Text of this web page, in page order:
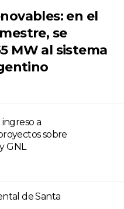
en el
se
MW al sistema
a
sobre
GNL
de Santa